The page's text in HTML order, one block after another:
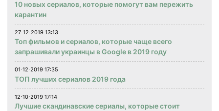
10 новых сериалов, которые помогут вам пережить
карантин
27⋅12⋅2019 13:13
Топ фильмов и сериалов, которые чаще всего
запрашивали украинцы в Google в 2019 году
01⋅12⋅2019 17:35
ТОП лучших сериалов 2019 года
12⋅10⋅2019 17:14
Лучшие скандинавские сериалы, которые стоит